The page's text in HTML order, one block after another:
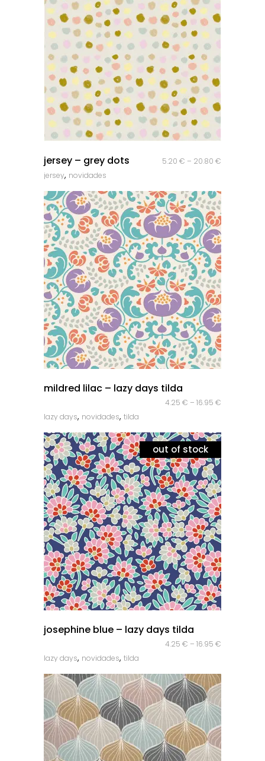
jersey – grey dots 5.20 € – 20.80 €
jersey, novidades
mildred lilac – lazy days tilda
4.25 € – 16.95 €
lazy days, novidades, tilda
out of stock
josephine blue – lazy days tilda
4.25 € – 16.95 €
lazy days, novidades, tilda